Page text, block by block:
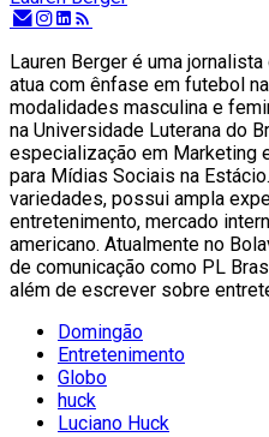
Lauren Berger é uma
atua com ênfase em futebol
modalidades masculina e
na Universidade Luterana do
especialização em Marketing
para Mídias Sociais na
variedades, possui ampla
entretenimento, mercado
americano. Atualmente no
de comunicação como PL
além de escrever sobre
Domingão
Entretenimento
Globo
huck
Luciano Huck